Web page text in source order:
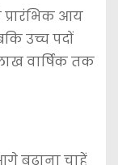
प्रारंभिक आय
उच्च पदों
वार्षिक तक
बढ़ाना चाहें